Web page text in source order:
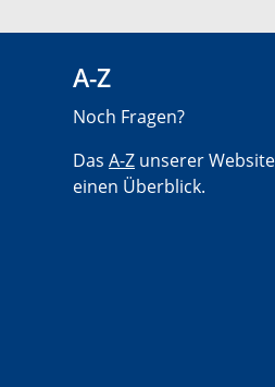
A-Z
Noch Fragen?
Das A-Z unserer
einen Überblick.